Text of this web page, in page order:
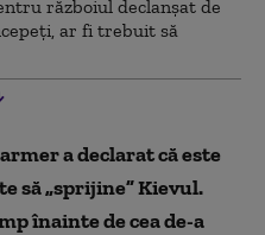
războiul declanșat de
ar fi trebuit să
a declarat că este
să „sprijine” Kievul.
înainte de cea de-a